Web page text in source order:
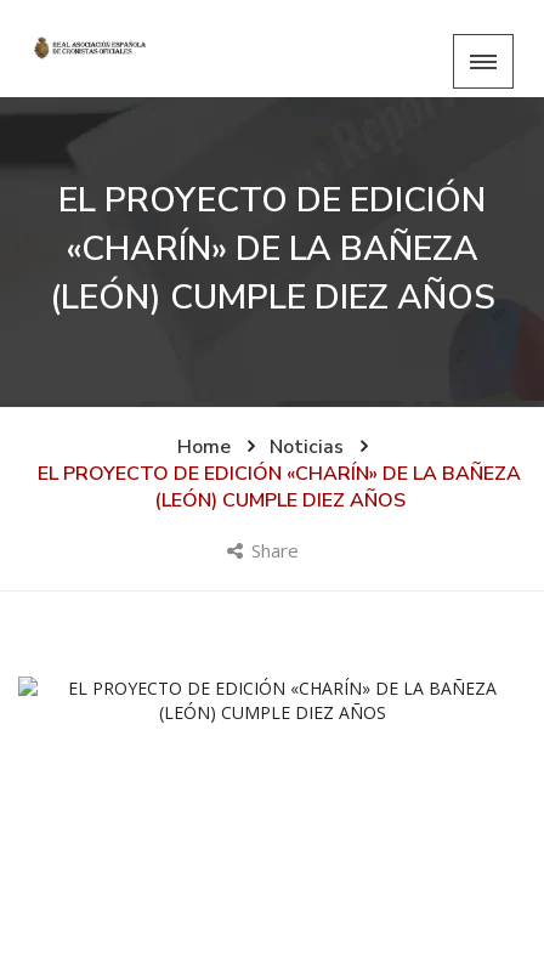
EL PROYECTO DE EDICIÓN
«CHARÍN» DE LA BAÑEZA
(LEÓN) CUMPLE DIEZ AÑOS
Home
Noticias
EL PROYECTO DE EDICIÓN «CHARÍN» DE LA BAÑEZA
(LEÓN) CUMPLE DIEZ AÑOS
Share